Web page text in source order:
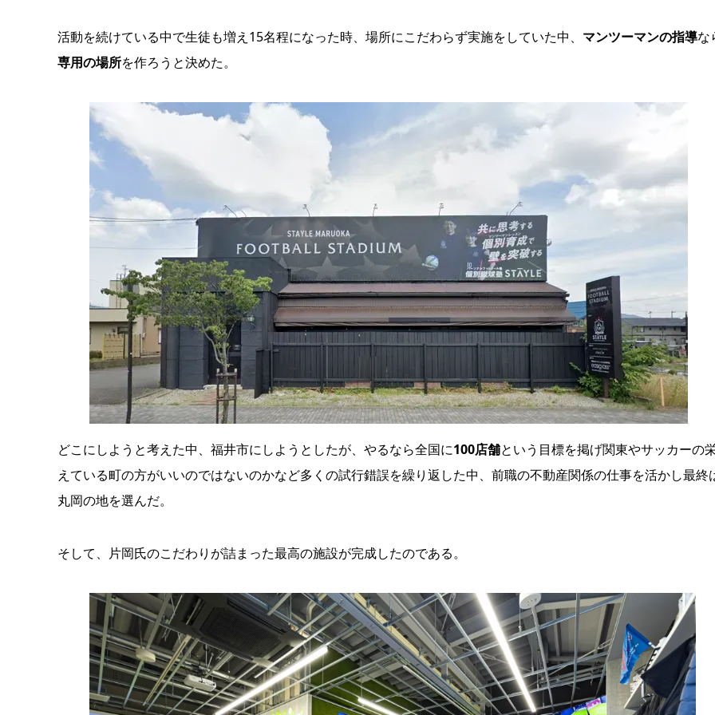
活動を続けている中で生徒も増え15名程になった時、場所にこだわらず実施をしていた中、 マンツーマンの指導な
専用の場所を作ろうと決めた。
どこにしようと考えた中、福井市にしようとしたが、やるなら全国に100店舗という目標を掲げ関東やサッカーの
えている町の方がいいのではないのかなど多くの試行錯誤を繰り返した中、前職の不動産関係の仕事を活かし最終
丸岡の地を選んだ。
そして、片岡氏のこだわりが詰まった最高の施設が完成したのである。